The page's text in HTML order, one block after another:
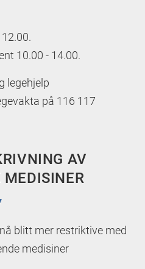
10.00 - 14.00.
legehjelp
på 116 117
AV
blitt mer restriktive med
medisiner